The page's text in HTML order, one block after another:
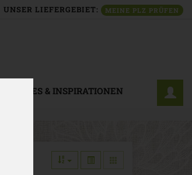
UNSER LIEFERGEBIET: MEINE PLZ PRÜFEN
NEUES & INSPIRATIONEN